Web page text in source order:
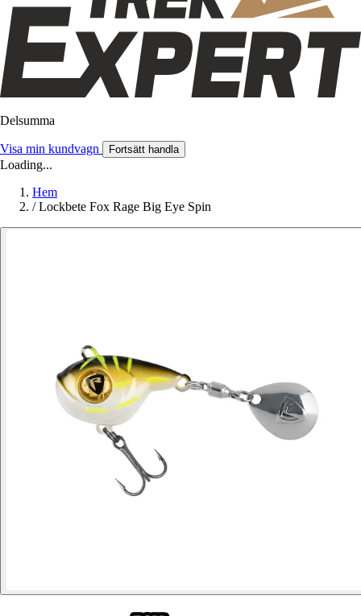
Delsumma
Visa min kundvagn Fortsätt handla
Loading...
Hem
/ Lockbete Fox Rage Big Eye Spin